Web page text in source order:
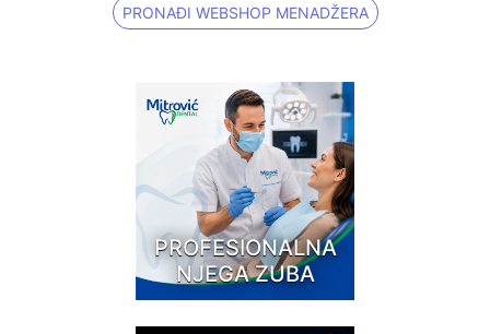
PRONAĐI WEBSHOP MENADŽERA
PROFESIONALNA
NJEGA ZUBA